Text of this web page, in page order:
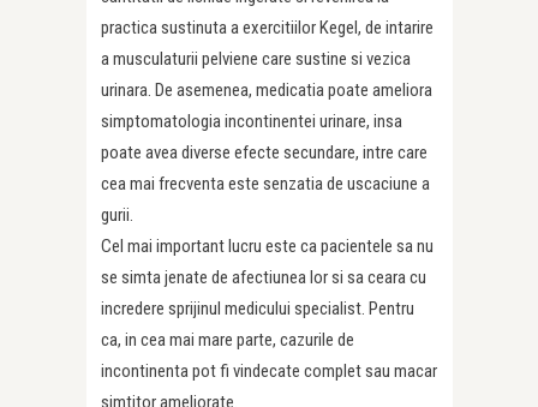
practica sustinuta a exercitiilor Kegel, de intarire
a musculaturii pelviene care sustine si vezica
urinara. De asemenea, medicatia poate ameliora
simptomatologia incontinentei urinare, insa
poate avea diverse efecte secundare, intre care
cea mai frecventa este senzatia de uscaciune a
gurii.
Cel mai important lucru este ca pacientele sa nu
se simta jenate de afectiunea lor si sa ceara cu
incredere sprijinul medicului specialist. Pentru
ca, in cea mai mare parte, cazurile de
incontinenta pot fi vindecate complet sau macar
simtitor ameliorate.